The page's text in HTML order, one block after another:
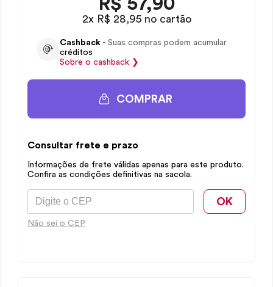
2x R$ 28,95 no cartão
Cashback - Suas compras podem acumular
créditos
Sobre o cashback ❯
COMPRAR
Consultar frete e prazo
Informações de frete válidas apenas para este produto.
Confira as condições definitivas na sacola.
OK
Não sei o CEP